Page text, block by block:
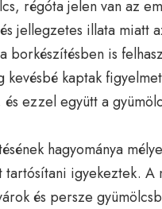
régóta jelen van az
jellegzetes illata
borkészítésben is
kevésbé kaptak
ezzel együtt a
hagyománya
igyekeztek. A
és persze